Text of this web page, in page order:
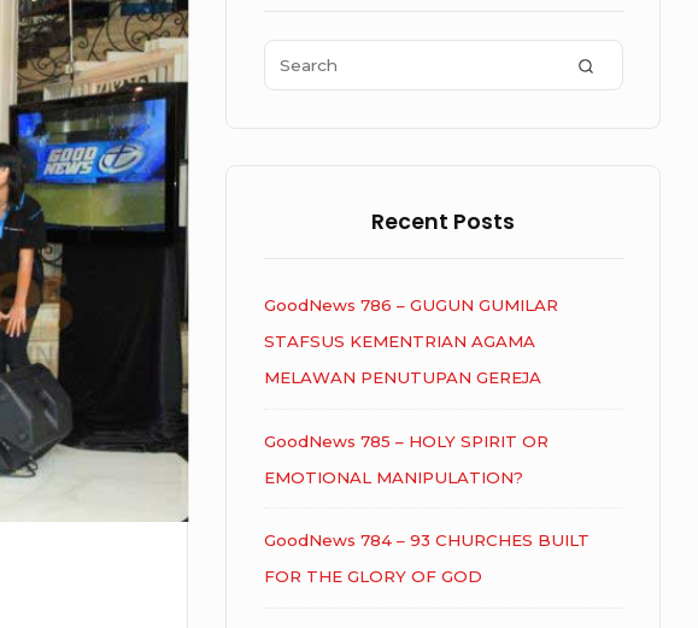
Search
for:
Recent Posts
GoodNews 786 – GUGUN GUMILAR
STAFSUS KEMENTRIAN AGAMA
MELAWAN PENUTUPAN GEREJA
GoodNews 785 – HOLY SPIRIT OR
EMOTIONAL MANIPULATION?
GoodNews 784 – 93 CHURCHES BUILT
FOR THE GLORY OF GOD